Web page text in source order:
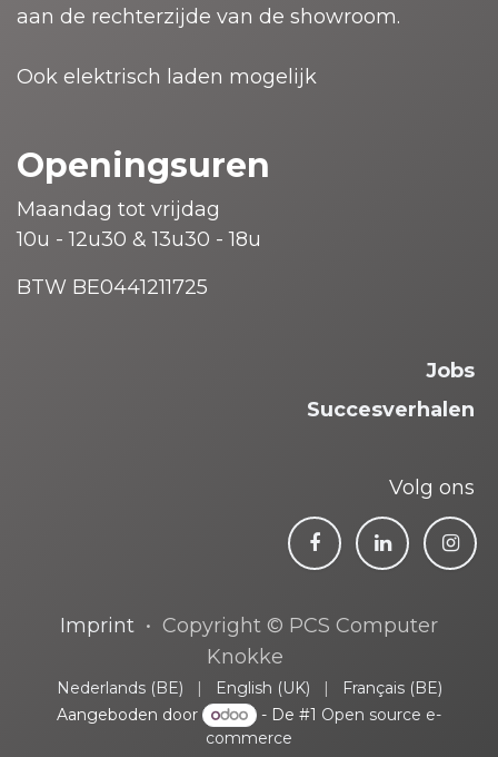
aan de rechterzijde van de showroom.
Ook elektrisch laden mogelijk
Openingsuren
Maandag tot vrijdag
10u - 12u30 & 13u30 - 18u
BTW BE0441211725
Jobs
Succesverhalen
Volg ons
Imprint • Copyright © PCS Computer
Knokke
Nederlands (BE) | English (UK) |
Français (BE)
Aangeboden door
- De #1 Open source e-
commerce